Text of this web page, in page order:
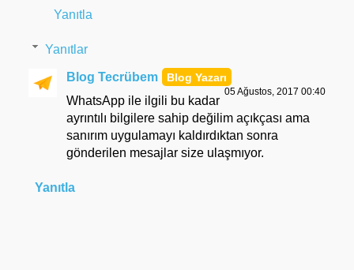
Yanıtla
Yanıtlar
Blog Tecrübem
05 Ağustos, 2017 00:40
WhatsApp ile ilgili bu kadar
ayrıntılı bilgilere sahip değilim açıkçası ama
sanırım uygulamayı kaldırdıktan sonra
gönderilen mesajlar size ulaşmıyor.
Yanıtla